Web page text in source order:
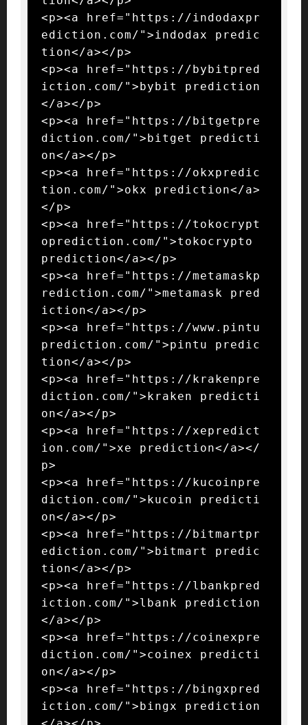
<p><a href="https://indodaxpr
ediction.com/">indodax predic
tion</a></p>
<p><a href="https://bybitpred
iction.com/">bybit prediction
</a></p>
<p><a href="https://bitgetpre
diction.com/">bitget predicti
on</a></p>
<p><a href="https://okxpredic
tion.com/">okx prediction</a>
</p>
<p><a href="https://tokocrypt
oprediction.com/">tokocrypto
prediction</a></p>
<p><a href="https://metamaskp
rediction.com/">metamask pred
iction</a></p>
<p><a href="https://www.pintu
prediction.com/">pintu predic
tion</a></p>
<p><a href="https://krakenpre
diction.com/">kraken predicti
on</a></p>
<p><a href="https://xepredict
ion.com/">xe prediction</a></
p>
<p><a href="https://kucoinpre
diction.com/">kucoin predicti
on</a></p>
<p><a href="https://bitmartpr
ediction.com/">bitmart predic
tion</a></p>
<p><a href="https://lbankpred
iction.com/">lbank prediction
</a></p>
<p><a href="https://coinexpre
diction.com/">coinex predicti
on</a></p>
<p><a href="https://bingxpred
iction.com/">bingx prediction